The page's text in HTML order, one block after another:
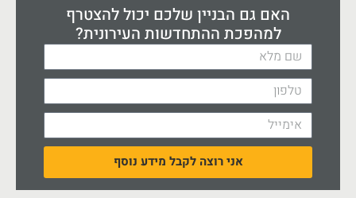
האם גם הבניין שלכם יכול להצטרף
למהפכת ההתחדשות העירונית?
אני רוצה לקבל מידע נוסף